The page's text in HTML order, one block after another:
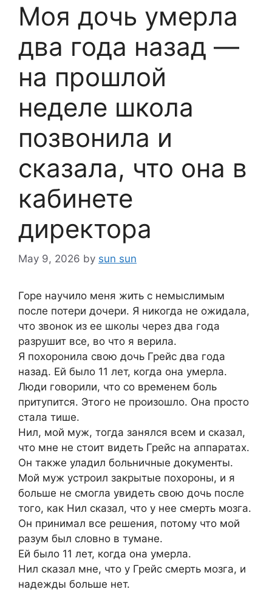
Моя дочь умерла
два года назад —
на прошлой
неделе школа
позвонила и
сказала, что она в
кабинете
директора
May 9, 2026 by sun sun
Горе научило меня жить с немыслимым
после потери дочери. Я никогда не ожидала,
что звонок из ее школы через два года
разрушит все, во что я верила.
Я похоронила свою дочь Грейс два года
назад. Ей было 11 лет, когда она умерла.
Люди говорили, что со временем боль
притупится. Этого не произошло. Она просто
стала тише.
Нил, мой муж, тогда занялся всем и сказал,
что мне не стоит видеть Грейс на аппаратах.
Он также уладил больничные документы.
Мой муж устроил закрытые похороны, и я
больше не смогла увидеть свою дочь после
того, как Нил сказал, что у нее смерть мозга.
Он принимал все решения, потому что мой
разум был словно в тумане.
Ей было 11 лет, когда она умерла.
Нил сказал мне, что у Грейс смерть мозга, и
надежды больше нет.